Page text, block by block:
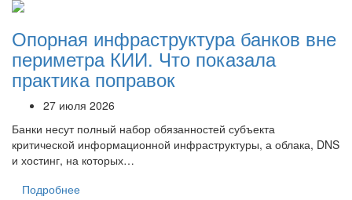
Опорная инфраструктура банков вне
периметра КИИ. Что показала
практика поправок
27 июля 2026
Банки несут полный набор обязанностей субъекта
критической информационной инфраструктуры, а облака, DNS
и хостинг, на которых…
Подробнее